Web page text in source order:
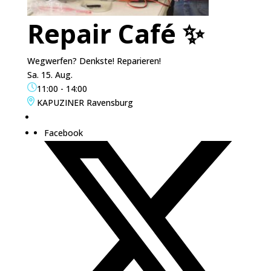
Repair Café ✨
Wegwerfen? Denkste! Reparieren!
Sa. 15. Aug.
11:00 - 14:00
KAPUZINER Ravensburg
Facebook